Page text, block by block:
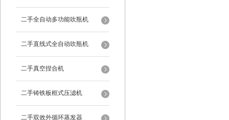
二手全自动多功能吹瓶机
二手直线式全自动吹瓶机
二手真空捏合机
二手铸铁板框式压滤机
二手双效外循环蒸发器